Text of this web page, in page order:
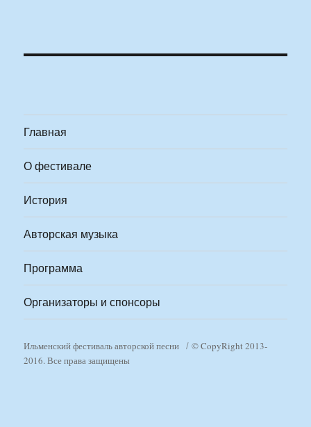
Главная
О фестивале
История
Авторская музыка
Программа
Организаторы и спонсоры
Ильменский фестиваль авторской песни
© CopyRight 2013-
2016. Все права защищены